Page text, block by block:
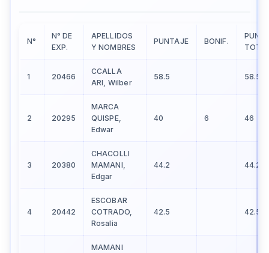
N°
N° DE
EXP.
APELLIDOS
Y NOMBRES
PUNTAJE BONIF.
1 20466
CCALLA
ARI, Wilber
58.5 58.5
2 20295
MARCA
QUISPE,
Edwar
40 6 46
3 20380
CHACOLLI
MAMANI,
Edgar
44.2 44.2
4 20442
ESCOBAR
COTRADO,
Rosalia
42.5 42.5
MAMANI